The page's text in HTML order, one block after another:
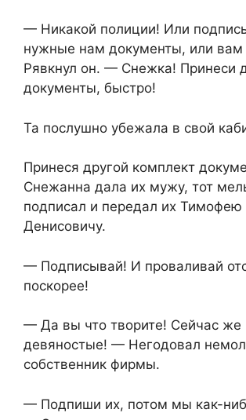
— Никакой полиции! Или
нужные нам документы, или
Рявкнул он. — Снежка! Принеси
документы, быстро!
Та послушно убежала в свой
Принеся другой комплект
Снежанна дала их мужу, тот
подписал и передал их Тимофею
Денисовичу.
— Подписывай! И проваливай
поскорее!
— Да вы что творите! Сейчас же
девяностые! — Негодовал
собственник фирмы.
— Подпиши их, потом мы как-